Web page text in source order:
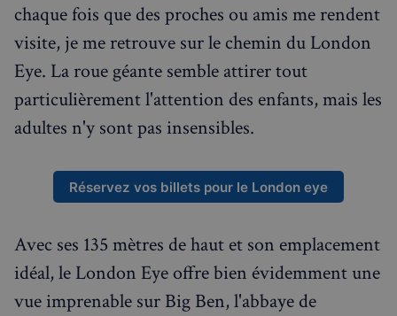
chaque fois que des proches ou amis me rendent
visite, je me retrouve sur le chemin du London
Eye. La roue géante semble attirer tout
particulièrement l'attention des enfants, mais les
adultes n'y sont pas insensibles.
Réservez vos billets pour le London eye
Avec ses 135 mètres de haut et son emplacement
idéal, le London Eye offre bien évidemment une
vue imprenable sur Big Ben, l'abbaye de